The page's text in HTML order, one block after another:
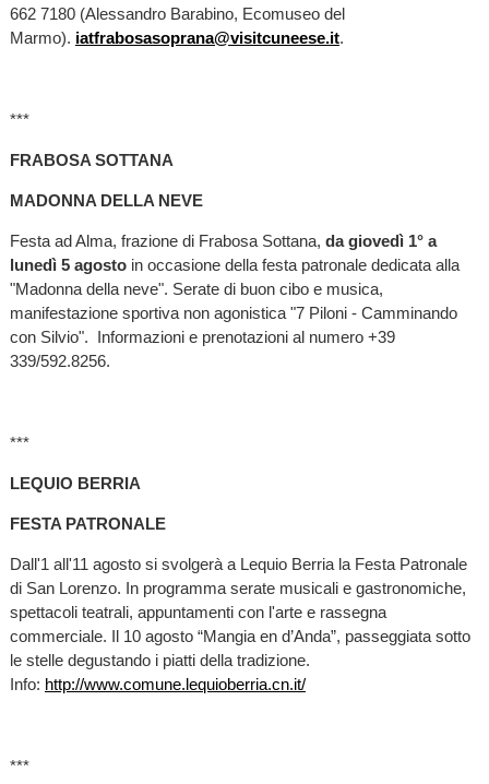
662 7180 (Alessandro Barabino, Ecomuseo del
Marmo). iatfrabosasoprana@visitcuneese.it.
***
FRABOSA SOTTANA
MADONNA DELLA NEVE
Festa ad Alma, frazione di Frabosa Sottana, da giovedì 1° a
lunedì 5 agosto in occasione della festa patronale dedicata alla
"Madonna della neve". Serate di buon cibo e musica,
manifestazione sportiva non agonistica "7 Piloni - Camminando
con Silvio". Informazioni e prenotazioni al numero +39
339/592.8256.
***
LEQUIO BERRIA
FESTA PATRONALE
Dall'1 all'11 agosto si svolgerà a Lequio Berria la Festa Patronale
di San Lorenzo. In programma serate musicali e gastronomiche,
spettacoli teatrali, appuntamenti con l'arte e rassegna
commerciale. Il 10 agosto “Mangia en d’Anda”, passeggiata sotto
le stelle degustando i piatti della tradizione.
Info: http://www.comune.lequioberria.cn.it/
***